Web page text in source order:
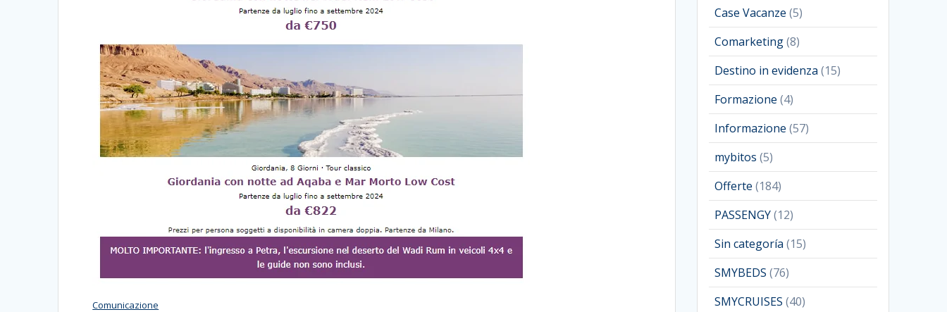
Comunicazione
Case Vacanze (5)
Comarketing(8)
Destino in evidenza (15)
Formazione (4)
Informazione (57)
mybitos (5)
Offerte (184)
PASSENGY(12)
Sin categoría (15)
SMYBEDS (76)
SMYCRUISES (40)